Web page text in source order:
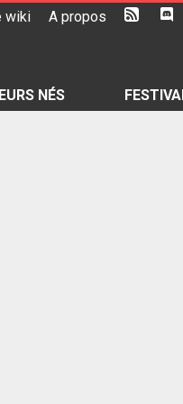
wiki A propos
NÉS